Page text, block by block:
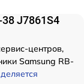
J7861S4
центров,
Samsung RB-